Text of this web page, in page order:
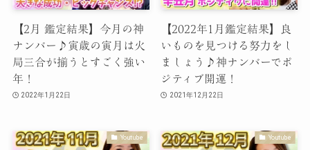
【2月 鑑定結果】今月の神
ナンバー♪寅歳の寅月は火
局三合が揃うとすごく強い
年！
2022年1月22日
【2022年1月鑑定結果】良
いものを見つける努力をし
ましょう♪神ナンバーでポ
ジティブ開運！
2021年12月22日
Youtube Youtube